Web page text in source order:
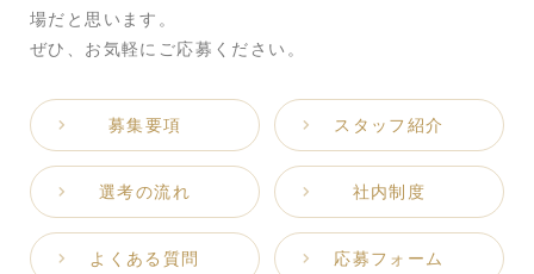
場だと思います。
ぜひ、お気軽にご応募ください。
募集要項 スタッフ紹介
選考の流れ 社内制度
よくある質問 応募フォーム